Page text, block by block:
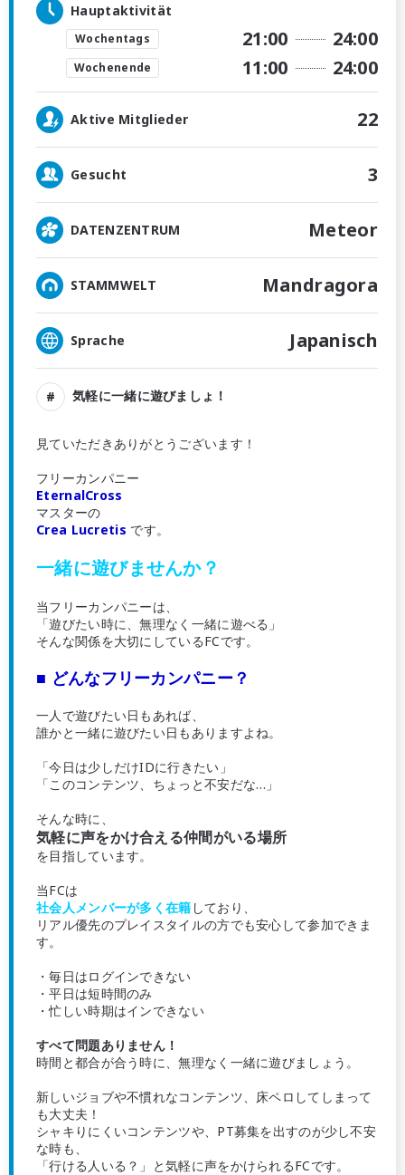
Hauptaktivität
Wochentags 21:00 24:00
Wochenende 11:00 24:00
Aktive Mitglieder 22
Gesucht 3
DATENZENTRUM Meteor
STAMMWELT Mandragora
Sprache Japanisch
気軽に一緒に遊びましょ！
見ていただきありがとうございます！
フリーカンパニー
EternalCross
マスターの
Crea Lucretis です。
一緒に遊びませんか？
当フリーカンパニーは、
「遊びたい時に、無理なく一緒に遊べる」
そんな関係を大切にしているFCです。
■ どんなフリーカンパニー？
一人で遊びたい日もあれば、
誰かと一緒に遊びたい日もありますよね。
「今日は少しだけIDに行きたい」
「このコンテンツ、ちょっと不安だな…」
そんな時に、
気軽に声をかけ合える仲間がいる場所
を目指しています。
当FCは
社会人メンバーが多く在籍 しており、
リアル優先のプレイスタイルの方でも安心して参加できま
す。
・毎日はログインできない
・平日は短時間のみ
・忙しい時期はインできない
すべて問題ありません！
時間と都合が合う時に、無理なく一緒に遊びましょう。
新しいジョブや不慣れなコンテンツ、床ペロしてしまって
も大丈夫！
シャキりにくいコンテンツや、PT募集を出すのが少し不安
な時も、
「行ける人いる？」と気軽に声をかけられるFCです。